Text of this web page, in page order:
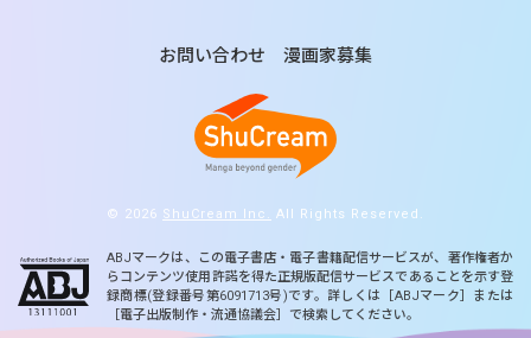
お問い合わせ 漫画家募集
© 2026 ShuCream Inc. All Rights Reserved.
ABJマークは、この電子書店・電子書籍配信サービスが、著作権者か
らコンテンツ使用許諾を得た正規版配信サービスであることを示す登
録商標(登録番号第6091713号)です。詳しくは［ABJマーク］または
［電子出版制作・流通協議会］で検索してください。